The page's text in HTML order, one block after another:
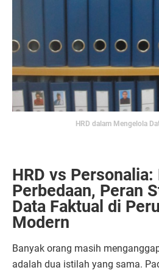
HRD dalam Mengelola
HRD vs
Perbedaan, Peran
Data Faktual di
Modern
Banyak orang masih
adalah dua istilah yang sama.